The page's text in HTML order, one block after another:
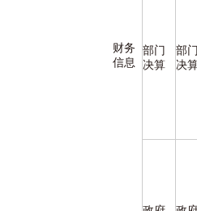
财务
信息
部门
决算
部
决